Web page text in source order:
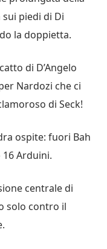
piedi di Di
la doppietta.
di D’Angelo
Nardozi che ci
di Seck!
ospite: fuori Bah
Arduini.
centrale di
solo contro il